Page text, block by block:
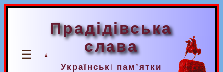
☰
Прадідівська
слава
Українські пам’ятки